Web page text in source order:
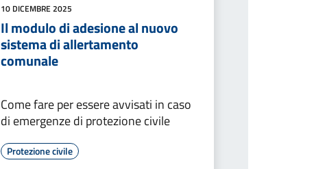
10 DICEMBRE 2025
Il modulo di adesione al nuovo
sistema di allertamento
comunale
Come fare per essere avvisati in caso
di emergenze di protezione civile
Protezione civile